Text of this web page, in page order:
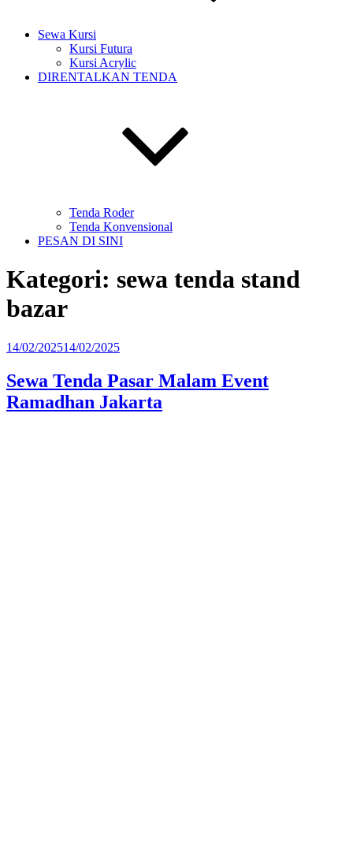
Sewa Kursi
Kursi Futura
Kursi Acrylic
DIRENTALKAN TENDA
Tenda Roder
Tenda Konvensional
PESAN DI SINI
Kategori: sewa tenda stand
bazar
Diposkan
14/02/202514/02/2025
Sewa Tenda Pasar Malam Event
Ramadhan Jakarta